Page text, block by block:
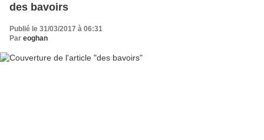
des bavoirs
Publié le 31/03/2017 à 06:31
Par eoghan